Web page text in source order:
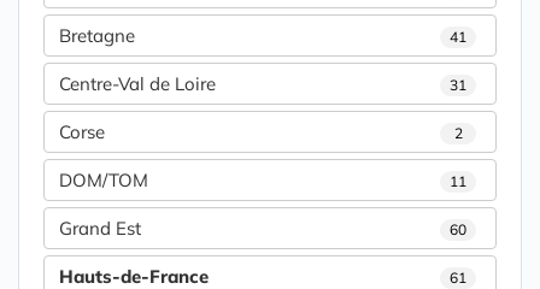
Bretagne 41
Centre-Val de Loire 31
Corse 2
DOM/TOM 11
Grand Est 60
Hauts-de-France 61